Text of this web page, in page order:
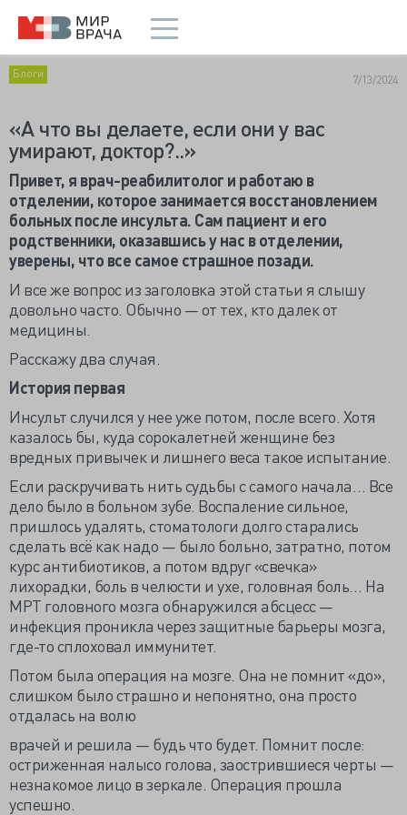
Блоги 7/13/2024
«А что вы делаете, если они у вас
умирают, доктор?..»
Привет, я врач-реабилитолог и работаю в
отделении, которое занимается восстановлением
больных после инсульта. Сам пациент и его
родственники, оказавшись у нас в отделении,
уверены, что все самое страшное позади.
И все же вопрос из заголовка этой статьи я слышу
довольно часто. Обычно — от тех, кто далек от
медицины.
Расскажу два случая.
История первая
Инсульт случился у нее уже потом, после всего. Хотя
казалось бы, куда сорокалетней женщине без
вредных привычек и лишнего веса такое испытание.
Если раскручивать нить судьбы с самого начала… Все
дело было в больном зубе. Воспаление сильное,
пришлось удалять, стоматологи долго старались
сделать всё как надо — было больно, затратно, потом
курс антибиотиков, а потом вдруг «свечка»
лихорадки, боль в челюсти и ухе, головная боль… На
МРТ головного мозга обнаружился абсцесс —
инфекция проникла через защитные барьеры мозга,
где-то сплоховал иммунитет.
Потом была операция на мозге. Она не помнит «до»,
слишком было страшно и непонятно, она просто
отдалась на волю
врачей и решила — будь что будет. Помнит после:
остриженная налысо голова, заострившиеся черты —
незнакомое лицо в зеркале. Операция прошла
успешно.